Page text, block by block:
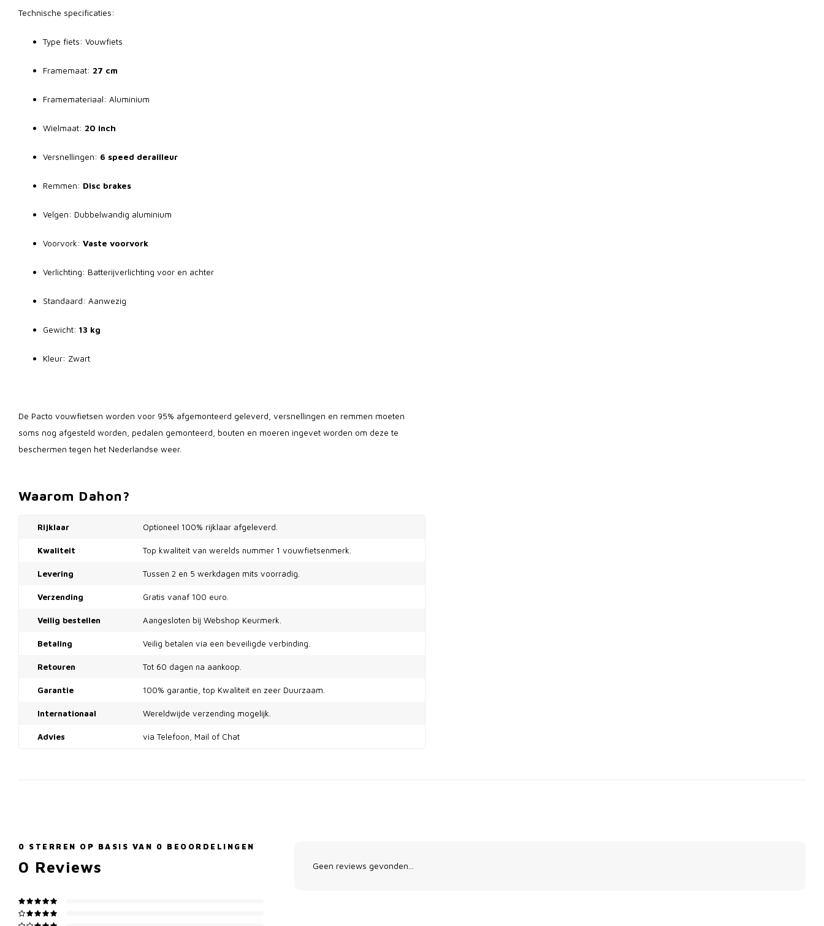
Technische specificaties:
Type fiets: Vouwfiets
Framemaat: 27 cm
Framemateriaal: Aluminium
Wielmaat: 20 inch
Versnellingen: 6 speed derailleur
Remmen: Disc brakes
Velgen: Dubbelwandig aluminium
Voorvork: Vaste voorvork
Verlichting: Batterijverlichting voor en achter
Standaard: Aanwezig
Gewicht: 13 kg
Kleur: Zwart
De Pacto vouwfietsen worden voor 95% afgemonteerd geleverd, versnellingen en remmen moeten
soms nog afgesteld worden, pedalen gemonteerd, bouten en moeren ingevet worden om deze te
beschermen tegen het Nederlandse weer.
Waarom Dahon?
Rijklaar Optioneel 100% rijklaar afgeleverd.
Kwaliteit Top kwaliteit van werelds nummer 1 vouwfietsenmerk.
Levering Tussen 2 en 5 werkdagen mits voorradig.
Verzending Gratis vanaf 100 euro.
Veilig bestellen Aangesloten bij Webshop Keurmerk.
Betaling Veilig betalen via een beveiligde verbinding.
Retouren Tot 60 dagen na aankoop.
Garantie 100% garantie, top Kwaliteit en zeer Duurzaam.
Internationaal Wereldwijde verzending mogelijk.
Advies via Telefoon, Mail of Chat
0 STERREN OP BASIS VAN 0 BEOORDELINGEN
0 Reviews Geen reviews gevonden...